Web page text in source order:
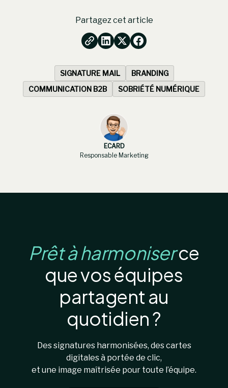
Partagez cet article
SIGNATURE MAIL
BRANDING
COMMUNICATION B2B
SOBRIÉTÉ NUMÉRIQUE
ECARD
Responsable Marketing
Prêt à harmoniserce
que vos équipes
partagent au
quotidien ?
Des signatures harmonisées, des cartes
digitales à portée de clic,
et une image maîtrisée pour toute l’équipe.